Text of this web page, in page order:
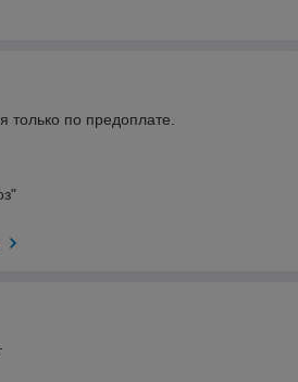
только по предоплате.